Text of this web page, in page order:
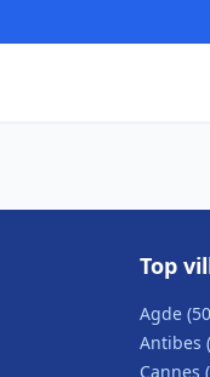
Top
Agde
Antibes
Cannes